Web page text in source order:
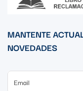
MANTENTE
NOVEDADES